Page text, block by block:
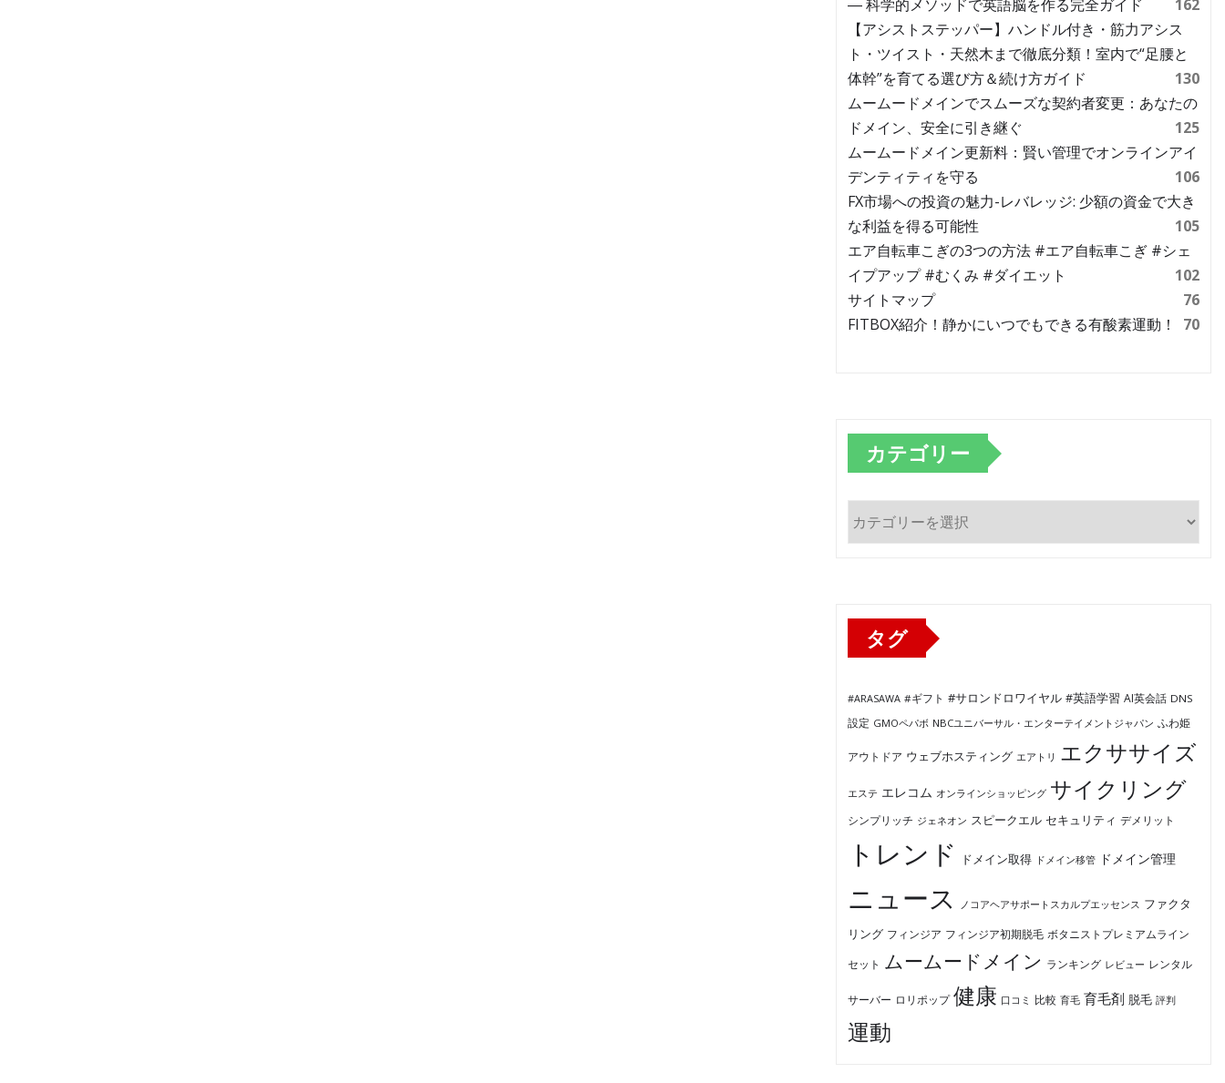
― 科学的メソッドで英語脳を作る完全ガイド
162
【アシストステッパー】ハンドル付き・筋力アシス
ト・ツイスト・天然木まで徹底分類！室内で“足腰と
体幹”を育てる選び方＆続け方ガイド
130
ムームードメインでスムーズな契約者変更：あなたの
ドメイン、安全に引き継ぐ
125
ムームードメイン更新料：賢い管理でオンラインアイ
デンティティを守る
106
FX市場への投資の魅力-レバレッジ: 少額の資金で大き
な利益を得る可能性
105
エア自転車こぎの3つの方法 #エア自転車こぎ #シェ
イプアップ #むくみ #ダイエット
102
サイトマップ
76
FITBOX紹介！静かにいつでもできる有酸素運動！
70
カテゴリー
テ
タグ
#ARASAWA #ギフト #サロンドロワイヤル #英語学習 AI英会話 DNS
設定 GMOペパボ NBCユニバーサル・エンターテイメントジャパン ふわ姫
アウトドア ウェブホスティング エアトリ エクササイズ
エステ エレコム オンラインショッピング サイクリング
シンプリッチ ジェネオン スピークエル セキュリティ デメリット
トレンド ドメイン取得 ドメイン移管 ドメイン管理
ニュース ノコアヘアサポートスカルプエッセンス ファクタ
リング フィンジア フィンジア初期脱毛 ボタニストプレミアムライン
セット ムームードメイン ランキング レビュー レンタル
サーバー ロリポップ 健康 口コミ 比較 育毛 育毛剤 脱毛 評判
運動